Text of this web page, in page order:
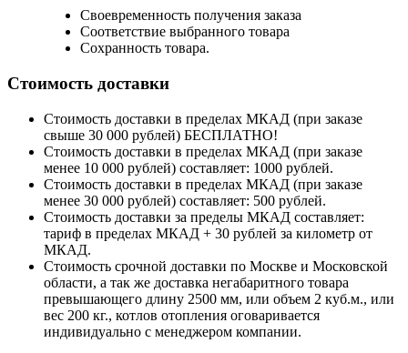
Своевременность получения заказа
Соответствие выбранного товара
Сохранность товара.
Стоимость доставки
Стоимость доставки в пределах МКАД (при заказе
свыше 30 000 рублей) БЕСПЛАТНО!
Стоимость доставки в пределах МКАД (при заказе
менее 10 000 рублей) составляет: 1000 рублей.
Стоимость доставки в пределах МКАД (при заказе
менее 30 000 рублей) составляет: 500 рублей.
Стоимость доставки за пределы МКАД составляет:
тариф в пределах МКАД + 30 рублей за километр от
МКАД.
Стоимость срочной доставки по Москве и Московской
области, а так же доставка негабаритного товара
превышающего длину 2500 мм, или объем 2 куб.м., или
вес 200 кг., котлов отопления оговаривается
индивидуально с менеджером компании.